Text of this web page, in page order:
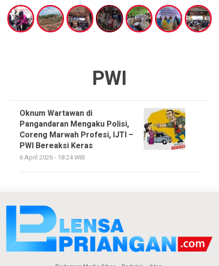
PWI
Oknum Wartawan di
Pangandaran Mengaku Polisi,
Coreng Marwah Profesi, IJTI –
PWI Bereaksi Keras
6 April 2026 - 18:24 WIB